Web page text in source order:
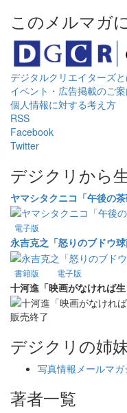
このメルマガ
デジタルクリエイターズ
イベント・広告掲載のご
個人情報に対する考え方
RSS
Facebook
Twitter
デジクリから
ヤマシタクニコ「午後の茶
電子版
永吉克之「怒りのブドウ球
書籍版 電子版
十河進「映画がなければ生
販売終了
デジクリの姉
写真情報メールマガ
著者一覧